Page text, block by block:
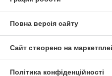
Повна версія сайту
Сайт створено на
Політика конфіденційності